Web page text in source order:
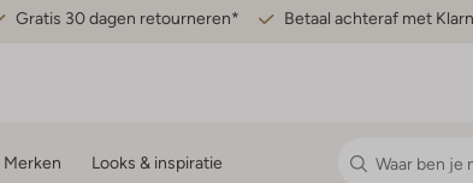
Gratis 30 dagen retourneren* Betaal achteraf met
Merken Looks & inspiratie